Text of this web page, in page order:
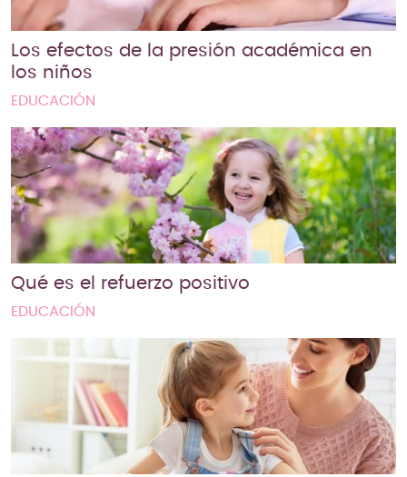
Los efectos de la presión académica en
los niños
EDUCACIÓN
Qué es el refuerzo positivo
EDUCACIÓN